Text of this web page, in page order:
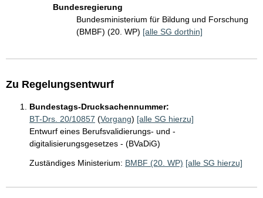
Bundesregierung
Bundesministerium für Bildung und Forschung
(BMBF) (20. WP) [alle SG dorthin]
Zu Regelungsentwurf
Bundestags-Drucksachennummer:
BT-Drs. 20/10857 (Vorgang) [alle SG hierzu]
Entwurf eines Berufsvalidierungs- und -
digitalisierungsgesetzes - (BVaDiG)
Zuständiges Ministerium: BMBF (20. WP) [alle SG hierzu]